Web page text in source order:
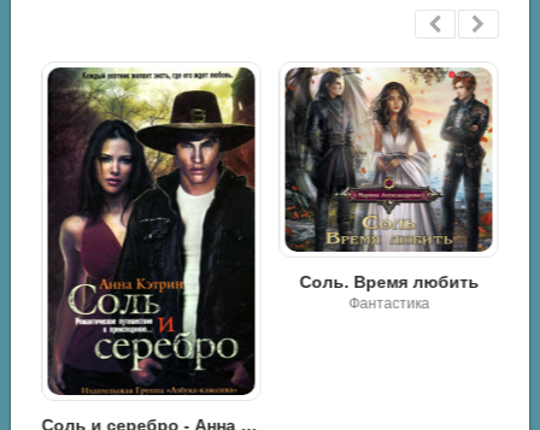
Соль и серебро - Анна Кэтрин
Соль. Время любить
Фантастика